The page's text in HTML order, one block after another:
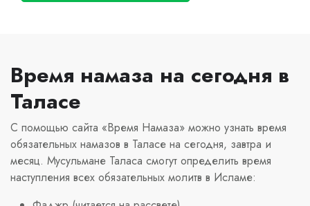
Время намаза на сегодня в
Таласе
С помощью сайта «Время Намаза» можно узнать время
обязательных намазов в Таласе на сегодня, завтра и
месяц. Мусульмане Таласа смогут определить время
наступления всех обязательных молитв в Исламе: